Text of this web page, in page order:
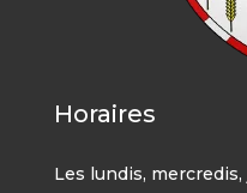
Horaires
Les lundis,